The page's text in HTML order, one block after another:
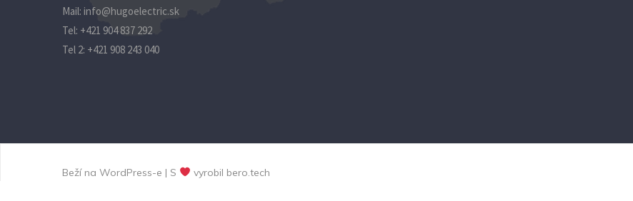
Mail: info@hugoelectric.sk
Tel: +421 904 837 292‬
Tel 2: +421 908 243 040
Beží na WordPress-e | S vyrobil bero.tech